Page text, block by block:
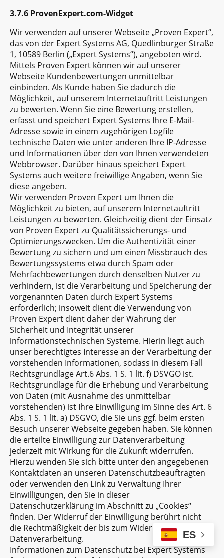
3.7.6 ProvenExpert.com-Widget
Wir verwenden auf unserer Webseite „Proven Expert“,
das von der Expert Systems AG, Quedlinburger Straße
1, 10589 Berlin („Expert Systems“), angeboten wird.
Mittels Proven Expert können wir auf unserer
Webseite Kundenbewertungen unmittelbar
einbinden. Als Kunde haben Sie dadurch die
Möglichkeit, auf unserem Internetauftritt Leistungen
zu bewerten. Wenn Sie eine Bewertung erstellen,
erfasst und speichert Expert Systems Ihre E-Mail-
Adresse sowie in einem zugehörigen Logfile
technische Daten wie unter anderen Ihre IP-Adresse
und Informationen über den von Ihnen verwendeten
Webbrowser. Darüber hinaus speichert Expert
Systems auch weitere freiwillige Angaben, wenn Sie
diese angeben.
Wir verwenden Proven Expert um Ihnen die
Möglichkeit zu bieten, auf unserem Internetauftritt
Leistungen zu bewerten. Gleichzeitig dient der Einsatz
von Proven Expert zu Qualitätssicherungs- und
Optimierungszwecken. Um die Authentizität einer
Bewertung zu sichern und um einen Missbrauch des
Bewertungssystems etwa durch Spam oder
Mehrfachbewertungen durch denselben Nutzer zu
verhindern, ist die Verarbeitung und Speicherung der
vorgenannten Daten durch Expert Systems
erforderlich; insoweit dient die Verwendung von
Proven Expert dient daher der Wahrung der
Sicherheit und Integrität unserer
informationstechnischen Systeme. Hierin liegt auch
unser berechtigtes Interesse an der Verarbeitung der
vorstehenden Informationen, sodass in diesem Fall
Rechtsgrundlage Art.6 Abs. 1 S. 1 lit. f) DSVGO ist.
Rechtsgrundlage für die Erhebung und Verarbeitung
von Daten (mit Ausnahme des unmittelbar
vorstehenden) ist Ihre Einwilligung im Sinne des Art. 6
Abs. 1 S. 1 lit. a) DSGVO, die Sie uns ggf. beim ersten
Besuch unserer Webseite gegeben haben. Sie können
die erteilte Einwilligung zur Datenverarbeitung
jederzeit mit Wirkung für die Zukunft widerrufen.
Hierzu wenden Sie sich bitte unter den angegebenen
Kontaktdaten an unseren Datenschutzbeauftragten
oder verwenden den Link zu Verwaltung Ihrer
Einwilligungen, den Sie in dieser
Datenschutzerklärung im Abschnitt zu „Cookies“
finden. Der Widerruf der Einwilligung berührt nicht
die Rechtmäßigkeit der bis zum Widerruf erfolgten
Datenverarbeitung.
Informationen zum Datenschutz bei Expert Systems
ES